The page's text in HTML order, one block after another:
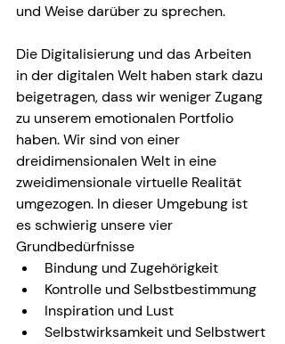
und Weise darüber zu sprechen.
Die Digitalisierung und das Arbeiten
in der digitalen Welt haben stark dazu
beigetragen, dass wir weniger Zugang
zu unserem emotionalen Portfolio
haben. Wir sind von einer
dreidimensionalen Welt in eine
zweidimensionale virtuelle Realität
umgezogen. In dieser Umgebung ist
es schwierig unsere vier
Grundbedürfnisse
Bindung und Zugehörigkeit
Kontrolle und Selbstbestimmung
Inspiration und Lust
Selbstwirksamkeit und Selbstwert